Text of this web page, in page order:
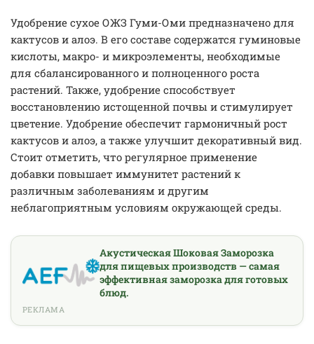
Удобрение сухое ОЖЗ Гуми-Оми предназначено для
кактусов и алоэ. В его составе содержатся гуминовые
кислоты, макро- и микроэлементы, необходимые
для сбалансированного и полноценного роста
растений. Также, удобрение способствует
восстановлению истощенной почвы и стимулирует
цветение. Удобрение обеспечит гармоничный рост
кактусов и алоэ, а также улучшит декоративный вид.
Стоит отметить, что регулярное применение
добавки повышает иммунитет растений к
различным заболеваниям и другим
неблагоприятным условиям окружающей среды.
Акустическая Шоковая Заморозка
для пищевых производств — самая
эффективная заморозка для готовых
блюд.
РЕКЛАМА